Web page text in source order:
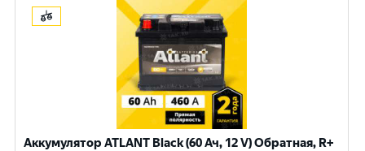
Аккумулятор ATLANT Black (60 Ач, 12 V) Обратная, R+